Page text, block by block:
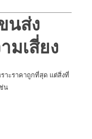
นส่ง
มเสี่ยง
าะราคาถูกที่สุด แต่สิ่งที่
น